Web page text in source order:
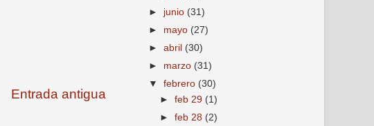
Entrada antigua
► junio (31)
► mayo (27)
►abril (30)
► marzo (31)
▼febrero (30)
►feb 29 (1)
►feb 28 (2)